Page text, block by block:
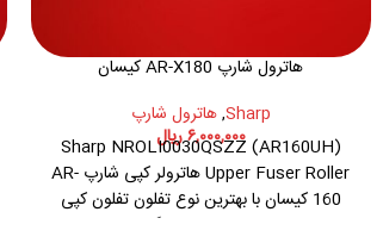
هاترول شارپ AR-X180 کیسان
Sharp
,هاترول شارپ
۶,۰۰۰,۰۰۰ریال
Sharp NROLI0030QSZZ (AR160UH)
Upper Fuser Roller هاترولر کپی شارپ AR-
160 کیسان با بهترین نوع تفلون تفلون کپی
شارپ SHARP AR-160 سازگار با کپی شارپ: